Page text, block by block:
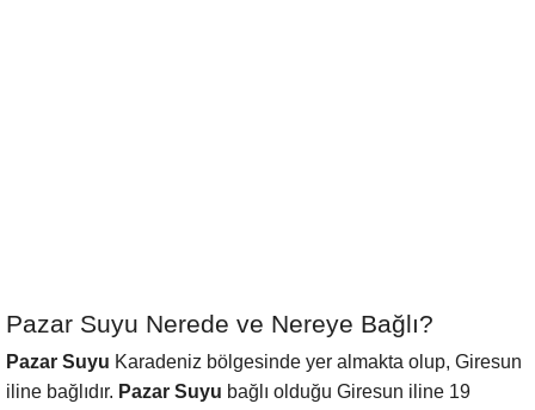
Pazar Suyu Nerede ve Nereye Bağlı?
Pazar Suyu Karadeniz bölgesinde yer almakta olup, Giresun
iline bağlıdır. Pazar Suyu bağlı olduğu Giresun iline 19